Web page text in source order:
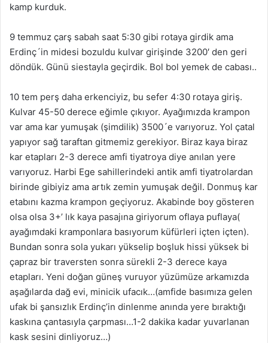
kamp kurduk.
9 temmuz çarş sabah saat 5:30 gibi rotaya girdik ama
Erdinç´in midesi bozuldu kulvar girişinde 3200′ den geri
döndük. Günü siestayla geçirdik. Bol bol yemek de cabası..
10 tem perş daha erkenciyiz, bu sefer 4:30 rotaya giriş.
Kulvar 45-50 derece eğimle çıkıyor. Ayağımızda krampon
var ama kar yumuşak (şimdilik) 3500´e varıyoruz. Yol çatal
yapıyor sağ taraftan gitmemiz gerekiyor. Biraz kaya biraz
kar etapları 2-3 derece amfi tiyatroya diye anılan yere
varıyoruz. Harbi Ege sahillerindeki antik amfi tiyatrolardan
birinde gibiyiz ama artık zemin yumuşak değil. Donmuş kar
etabını kazma krampon geçiyoruz. Akabinde boy gösteren
olsa olsa 3+’ lık kaya pasajına giriyorum oflaya puflaya(
ayağımdaki kramponlara basıyorum küfürleri içten içten).
Bundan sonra sola yukarı yükselip boşluk hissi yüksek bi
çapraz bir traversten sonra sürekli 2-3 derece kaya
etapları. Yeni doğan güneş vuruyor yüzümüze arkamızda
aşağılarda dağ evi, minicik ufacık…(amfide basımıza gelen
ufak bi şansızlık Erdinç’in dinlenme anında yere bıraktığı
kaskına çantasıyla çarpması…1-2 dakika kadar yuvarlanan
kask sesini dinliyoruz…)